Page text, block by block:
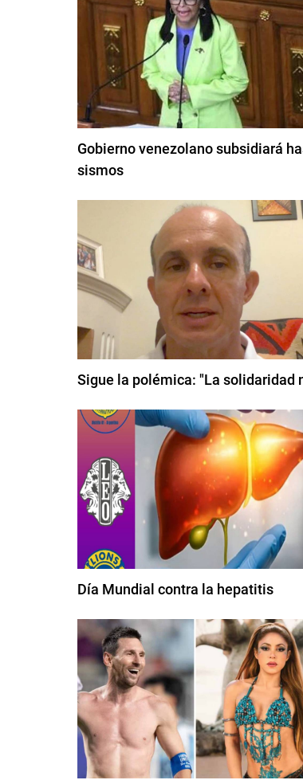
Gobierno venezolano subsidiará
sismos
Sigue la polémica: "La solidaridad
Día Mundial contra la hepatitis